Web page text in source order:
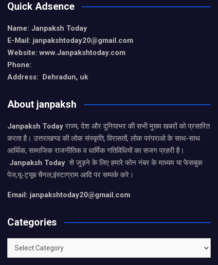
Quick Adsence
Name: Janpaksh Today
E-Mail: janpakshtoday20@gmail.com
Website: www.Janpakshtoday.com
Phone:
Address: Dehradun, uk
About janpaksh
Janpaksh Todayराज्य, देश और दुनियाभर की सभी मुख्य खबरों को प्रसारित
करता है। उत्तराखण्ड की लोक संस्कृति, विरासतों, लोक परंपराओ के साथ-साथ
आर्थिक, सामाजिक राजनीतिक व धार्मिक गतिविधियों का सजग प्रहरी है।
Janpaksh Today से जुड़ने के लिए हमारे फोन नंबर के माध्यम या फेसबुक
पेज,यू-ट्यूब चैनल,इंस्टाग्राम आदि पर सम्पर्क करे।
Email: janpakshtoday20@gmail.com
Categories
Categories